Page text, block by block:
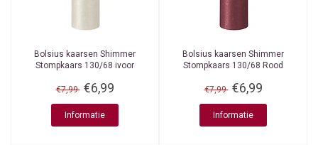
Bolsius kaarsen Shimmer
Stompkaars 130/68 ivoor
€7,99 €6,99
Informatie
Bolsius kaarsen Shimmer
Stompkaars 130/68 Rood
€7,99 €6,99
Informatie